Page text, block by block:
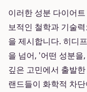
이러한 성분 다이어
보적인 철학과 기술
을 제시합니다. 히디
을 넘어, '어떤 성분
깊은 고민에서 출발
랜드들이 화학적 차